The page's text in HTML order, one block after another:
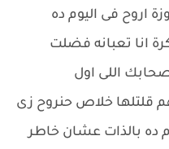
اروح فى اليوم ده
انا تعبانه فضلت
اللى اول
قلتلها خلاص حنروح زى
ده بالذات عشان خاطر